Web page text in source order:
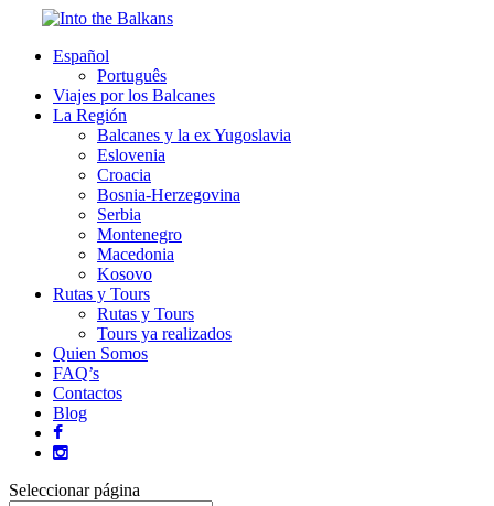
Español
Português
Viajes por los Balcanes
La Región
Balcanes y la ex Yugoslavia
Eslovenia
Croacia
Bosnia-Herzegovina
Serbia
Montenegro
Macedonia
Kosovo
Rutas y Tours
Rutas y Tours
Tours ya realizados
Quien Somos
FAQ’s
Contactos
Blog
Seleccionar página